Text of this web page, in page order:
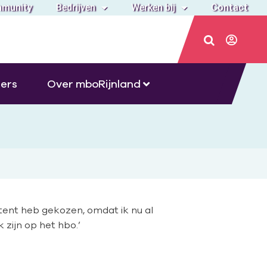
Bedrijven Werken bij Contact
Over mboRijnland
heb gekozen, omdat ik nu al
op het hbo.’